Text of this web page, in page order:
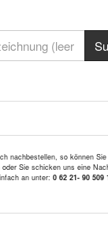
nachbestellen, so können Sie
oder Sie schicken uns eine
an unter: 0 62 21- 90 509